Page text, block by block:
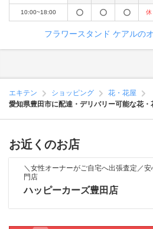
10:00~18:00 休
フラワースタンド ケアルの
エキテン ショッピング
花・花屋
愛知県豊田市に配達・デリバリー可能な花・
お近くのお店
＼女性オーナーがご自宅へ出張査定／
門店
ハッピーカーズ豊田店